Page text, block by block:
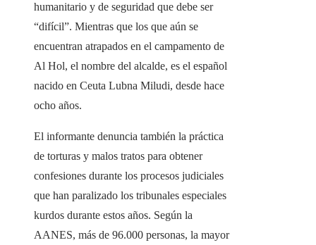
humanitario y de seguridad que debe ser
“difícil”. Mientras que los que aún se
encuentran atrapados en el campamento de
Al Hol, el nombre del alcalde, es el español
nacido en Ceuta Lubna Miludi, desde hace
ocho años.
El informante denuncia también la práctica
de torturas y malos tratos para obtener
confesiones durante los procesos judiciales
que han paralizado los tribunales especiales
kurdos durante estos años. Según la
AANES, más de 96.000 personas, la mayor